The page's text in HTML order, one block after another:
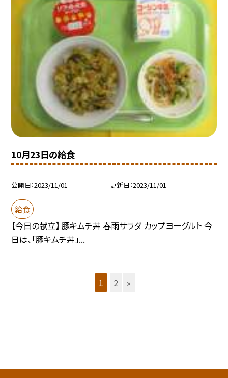
10月23日の給食
公開日 2023/11/01 更新日 2023/11/01
給食
【今日の献立】 豚キムチ丼 春雨サラダ カップヨーグルト 今
日は、「豚キムチ丼」...
1 2 »